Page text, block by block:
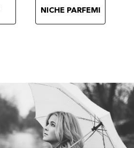
NICHE PARFEMI